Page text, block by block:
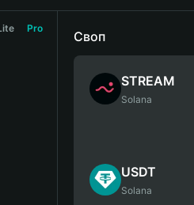
Pro
Своп
STREAM
Solana
USDT
Solana